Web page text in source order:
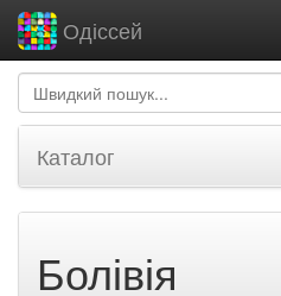
Одіссей
Каталог
Болівія